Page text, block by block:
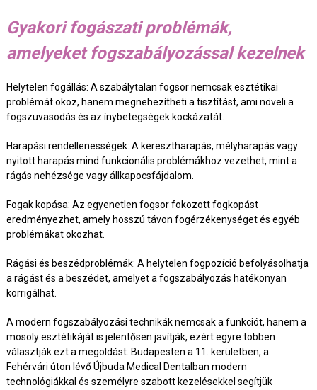
Gyakori fogászati problémák,
amelyeket fogszabályozással kezelnek
Helytelen fogállás: A szabálytalan fogsor nemcsak esztétikai
problémát okoz, hanem megnehezítheti a tisztítást, ami növeli a
fogszuvasodás és az ínybetegségek kockázatát.
Harapási rendellenességek: A keresztharapás, mélyharapás vagy
nyitott harapás mind funkcionális problémákhoz vezethet, mint a
rágás nehézsége vagy állkapocsfájdalom.
Fogak kopása: Az egyenetlen fogsor fokozott fogkopást
eredményezhet, amely hosszú távon fogérzékenységet és egyéb
problémákat okozhat.
Rágási és beszédproblémák: A helytelen fogpozíció befolyásolhatja
a rágást és a beszédet, amelyet a fogszabályozás hatékonyan
korrigálhat.
A modern fogszabályozási technikák nemcsak a funkciót, hanem a
mosoly esztétikáját is jelentősen javítják, ezért egyre többen
választják ezt a megoldást. Budapesten a 11. kerületben, a
Fehérvári úton lévő Újbuda Medical Dentalban modern
technológiákkal és személyre szabott kezelésekkel segítjük